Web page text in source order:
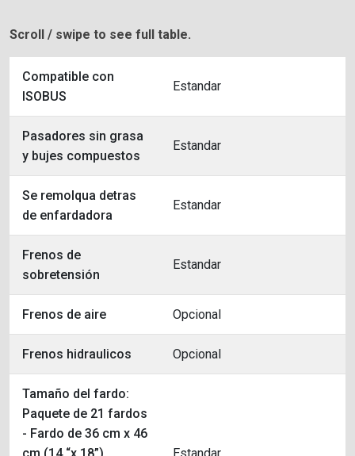
Scroll / swipe to see full table.
Compatible con
ISOBUS
Estandar
Pasadores sin grasa
y bujes compuestos
Estandar
Se remolqua detras
de enfardadora
Estandar
Frenos de
sobretensión
Estandar
Frenos de aire Opcional
Frenos hidraulicos Opcional
Tamaño del fardo:
Paquete de 21 fardos
- Fardo de 36 cm x 46